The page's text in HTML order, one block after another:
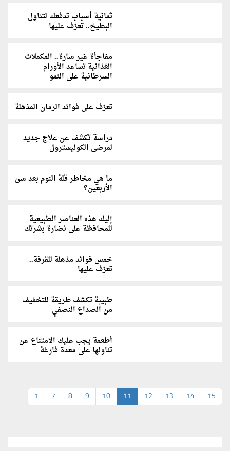
ثمانية أسباب تدفعك لتناول
البطيخ.. تعرّف عليها
مفاجأة غير سارة.. المكملات
الغذائية تساعد الأورام
السرطانية على النمو
تعرّف على فوائد الرمان المذهلة
دراسة تكشف عن علاج جديد
لمرضى الكوليسترول
ما هي مخاطر قلة النوم بعد سن
الأربعين؟
إليك هذه العناصر الطبيعية
للمحافظة على نضارة بشرتك
خمس فوائد مذهلة للقرفة..
تعرّف عليها
طبيبة تكشف طريقة للتخفيف
من الصداع النصفي
أطعمة يجب عليك الامتناع عن
تناولها على معدة فارغة
1 7 8 9 10 11 12 13 14 15